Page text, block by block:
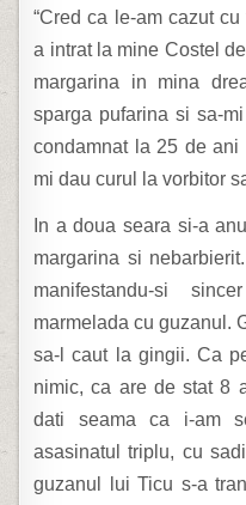
“Cred ca le-am cazut
a intrat la mine Costel
margarina in mina
sparga pufarina si sa-
condamnat la 25 de
mi dau curul la vorbitor
In a doua seara si-a
margarina si
manifestandu-si
marmelada cu guzanul.
sa-l caut la gingii. Ca
nimic, ca are de stat 8
dati seama ca i-am
asasinatul triplu, cu
guzanul lui Ticu s-a